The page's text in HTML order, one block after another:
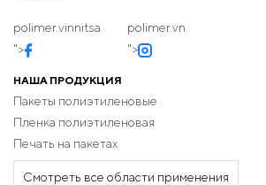
polimer.vinnitsa
">
polimer.vn
">
НАША ПРОДУКЦИЯ
Пакеты полиэтиленовые
Пленка полиэтиленовая
Печать на пакетах
Смотреть все области применения